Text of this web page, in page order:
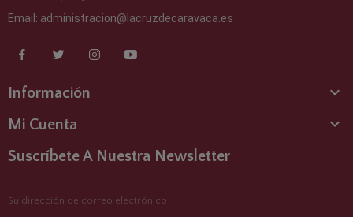
Email: administracion@lacruzdecaravaca.es
Información 
Mi Cuenta 
Suscríbete A Nuestra Newsletter